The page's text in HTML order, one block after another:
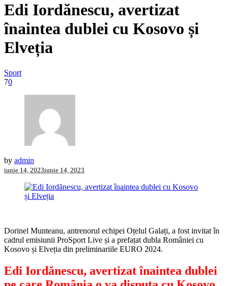
Edi Iordănescu, avertizat
înaintea dublei cu Kosovo și
Elveția
Sport
70
by admin
iunie 14, 2023iunie 14, 2023
Dorinel Munteanu, antrenorul echipei Oțelul Galați, a fost invitat în
cadrul emisiunii ProSport Live și a prefațat dubla României cu
Kosovo și Elveția din preliminariile EURO 2024.
Edi Iordănescu, avertizat înaintea dublei